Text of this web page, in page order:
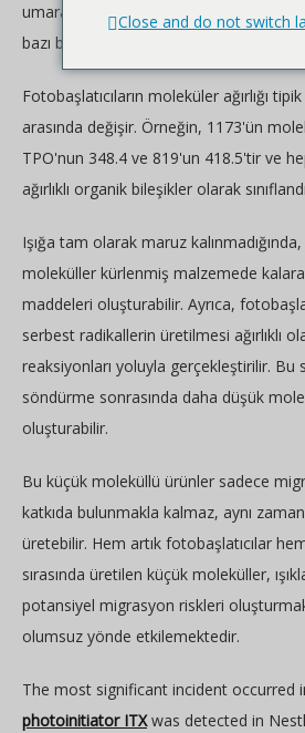
umarak fotobaşlatıcıların migrasyonu
bazı bilgiler düzenleyeceğim.
Fotobaşlatıcıların moleküler ağırlığı
arasında değişir. Örneğin, 1173'ün
TPO'nun 348.4 ve 819'un 418.5'tir ve
ağırlıklı organik bileşikler olarak
Işığa tam olarak maruz
moleküller kürlenmiş malzemede
maddeleri oluşturabilir. Ayrıca,
serbest radikallerin üretilmesi ağırlıklı
reaksiyonları yoluyla gerçekleştirilir. Bu
söndürme sonrasında daha düşük
oluşturabilir.
Bu küçük moleküllü ürünler sadece
katkıda bulunmakla kalmaz, aynı
üretebilir. Hem artık fotobaşlatıcılar
sırasında üretilen küçük moleküller,
potansiyel migrasyon riskleri
olumsuz yönde etkilemektedir.
The most significant incident occurred
photoinitiator ITXwas detected in
Close and do not switch